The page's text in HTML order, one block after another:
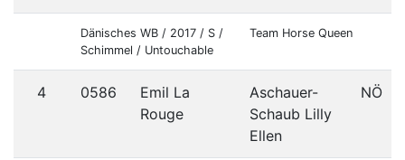
Dänisches WB / 2017 / S /
Schimmel / Untouchable
Team Horse Queen
4 0586
Emil La
Rouge
Aschauer-
Schaub Lilly
Ellen
NÖ